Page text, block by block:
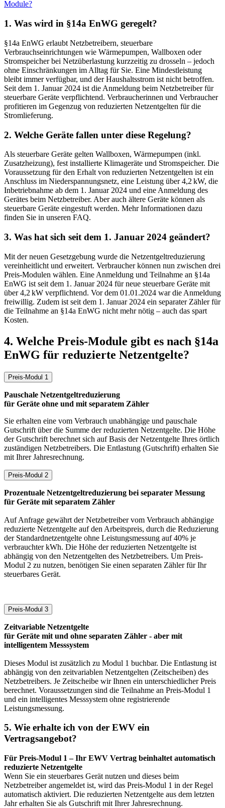
Module?
1. Was wird in §14a EnWG geregelt?
§14a EnWG erlaubt Netzbetreibern, steuerbare
Verbrauchseinrichtungen wie Wärmepumpen, Wallboxen oder
Stromspeicher bei Netzüberlastung kurzzeitig zu drosseln – jedoch
ohne Einschränkungen im Alltag für Sie. Eine Mindestleistung
bleibt immer verfügbar, und der Haushaltsstrom ist nicht betroffen.
Seit dem 1. Januar 2024 ist die Anmeldung beim Netzbetreiber für
steuerbare Geräte verpflichtend. Verbraucherinnen und Verbraucher
profitieren im Gegenzug von reduzierten Netzentgelten für die
Stromlieferung.
2. Welche Geräte fallen unter diese Regelung?
Als steuerbare Geräte gelten Wallboxen, Wärmepumpen (inkl.
Zusatzheizung), fest installierte Klimageräte und Stromspeicher. Die
Voraussetzung für den Erhalt von reduzierten Netzentgelten ist ein
Anschluss im Niederspannungsnetz, eine Leistung über 4,2 kW, die
Inbetriebnahme ab dem 1. Januar 2024 und eine Anmeldung des
Gerätes beim Netzbetreiber. Aber auch ältere Geräte können als
steuerbare Geräte eingestuft werden. Mehr Informationen dazu
finden Sie in unseren FAQ.
3. Was hat sich seit dem 1. Januar 2024 geändert?
Mit der neuen Gesetzgebung wurde die Netzentgeltreduzierung
vereinheitlicht und erweitert. Verbraucher können nun zwischen drei
Preis-Modulen wählen. Eine Anmeldung und Teilnahme an §14a
EnWG ist seit dem 1. Januar 2024 für neue steuerbare Geräte mit
über 4,2 kW verpflichtend. Vor dem 01.01.2024 war die Anmeldung
freiwillig. Zudem ist seit dem 1. Januar 2024 ein separater Zähler für
die Teilnahme an §14a EnWG nicht mehr nötig – auch das spart
Kosten.
4. Welche Preis-Module gibt es nach §14a
EnWG für reduzierte Netzentgelte?
Preis-Modul 1
Pauschale Netzentgeltreduzierung
für Geräte ohne und mit separatem Zähler
Sie erhalten eine vom Verbrauch unabhängige und pauschale
Gutschrift über die Summe der reduzierten Netzentgelte. Die Höhe
der Gutschrift berechnet sich auf Basis der Netzentgelte Ihres örtlich
zuständigen Netzbetreibers. Die Entlastung (Gutschrift) erhalten Sie
mit Ihrer Jahresrechnung.
Preis-Modul 2
Prozentuale Netzentgeltreduzierung bei separater Messung
für Geräte mit separatem Zähler
Auf Anfrage gewährt der Netzbetreiber vom Verbrauch abhängige
reduzierte Netzentgelte auf den Arbeitspreis, durch die Reduzierung
der Standardnetzentgelte ohne Leistungsmessung auf 40% je
verbrauchter kWh. Die Höhe der reduzierten Netzentgelte ist
abhängig von den Netzentgelten des Netzbetreibers. Um Preis-
Modul 2 zu nutzen, benötigen Sie einen separaten Zähler für Ihr
steuerbares Gerät.
Preis-Modul 3
Zeitvariable Netzentgelte
für Geräte mit und ohne separaten Zähler - aber mit
intelligentem Messsystem
Dieses Modul ist zusätzlich zu Modul 1 buchbar. Die Entlastung ist
abhängig von den zeitvariablen Netzentgelten (Zeitscheiben) des
Netzbetreibers. Je Zeitscheibe wir Ihnen ein unterschiedlicher Preis
berechnet. Voraussetzungen sind die Teilnahme an Preis-Modul 1
und ein intelligentes Messsystem ohne registrierende
Leistungsmessung.
5. Wie erhalte ich von der EWV ein
Vertragsangebot?
Für Preis-Modul 1 – Ihr EWV Vertrag beinhaltet automatisch
reduzierte Netzentgelte
Wenn Sie ein steuerbares Gerät nutzen und dieses beim
Netzbetreiber angemeldet ist, wird das Preis-Modul 1 in der Regel
automatisch aktiviert. Die reduzierten Netzentgelte aus dem letzten
Jahr erhalten Sie als Gutschrift mit Ihrer Jahresrechnung.